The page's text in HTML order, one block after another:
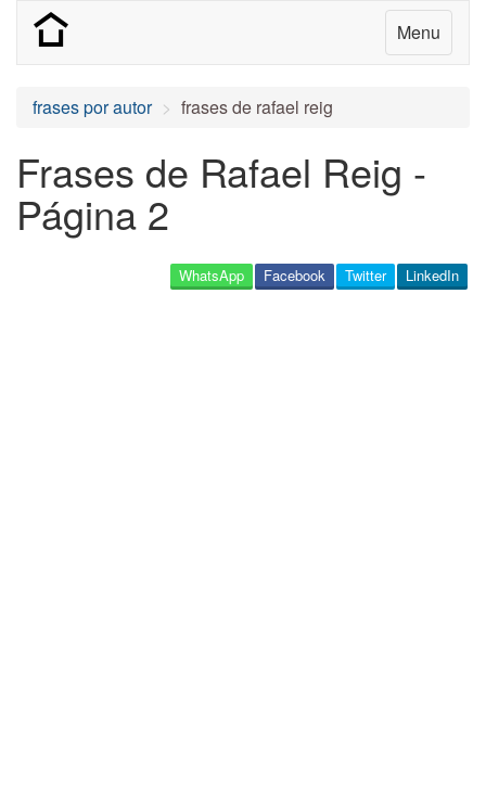
Menu
frases por autor frases de rafael reig
Frases de Rafael Reig -
Página 2
LinkedIn
Twitter
Facebook
WhatsApp